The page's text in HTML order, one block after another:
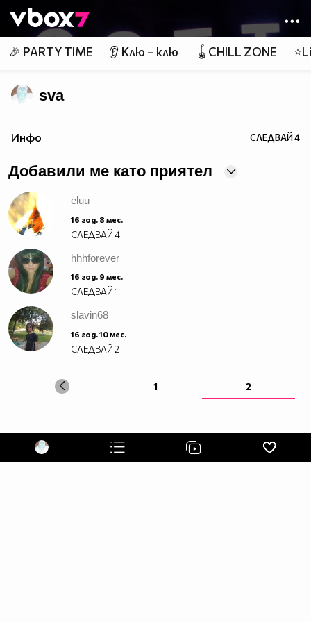
👾
🎉 PARTY TIME 👂 Клю – клю 🪀CHILL ZONE
sva
Инфо СЛЕДВАЙ4
Добавили ме като приятел
eluu
16 год. 8 мес.
СЛЕДВАЙ4
hhhforever
16 год. 9 мес.
СЛЕДВАЙ1
slavin68
16 год. 10 мес.
СЛЕДВАЙ2
1 2